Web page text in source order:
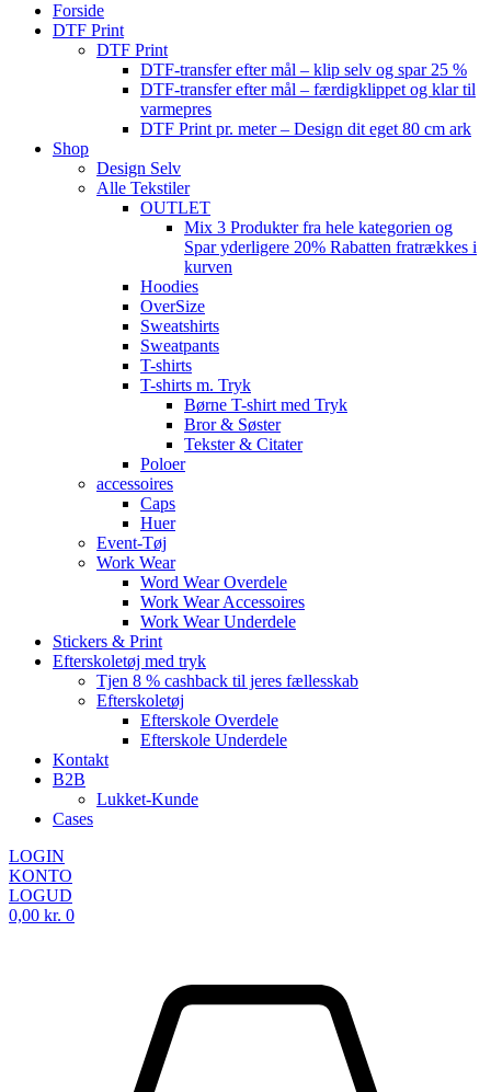
Forside
DTF Print
DTF Print
DTF-transfer efter mål – klip selv og spar 25 %
DTF-transfer efter mål – færdigklippet og klar til
varmepres
DTF Print pr. meter – Design dit eget 80 cm ark
Shop
Design Selv
Alle Tekstiler
OUTLET
Mix 3 Produkter fra hele kategorien og
Spar yderligere 20% Rabatten fratrækkes i
kurven
Hoodies
OverSize
Sweatshirts
Sweatpants
T-shirts
T-shirts m. Tryk
Børne T-shirt med Tryk
Bror & Søster
Tekster & Citater
Poloer
accessoires
Caps
Huer
Event-Tøj
Work Wear
Word Wear Overdele
Work Wear Accessoires
Work Wear Underdele
Stickers & Print
Efterskoletøj med tryk
Tjen 8 % cashback til jeres fællesskab
Efterskoletøj
Efterskole Overdele
Efterskole Underdele
Kontakt
B2B
Lukket-Kunde
Cases
LOGIN
KONTO
LOGUD
0,00 kr. 0